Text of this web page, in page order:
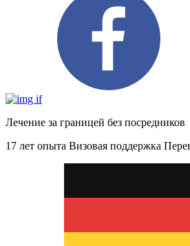
Лечение за границей без посредников
17 лет опыта Визовая поддержка